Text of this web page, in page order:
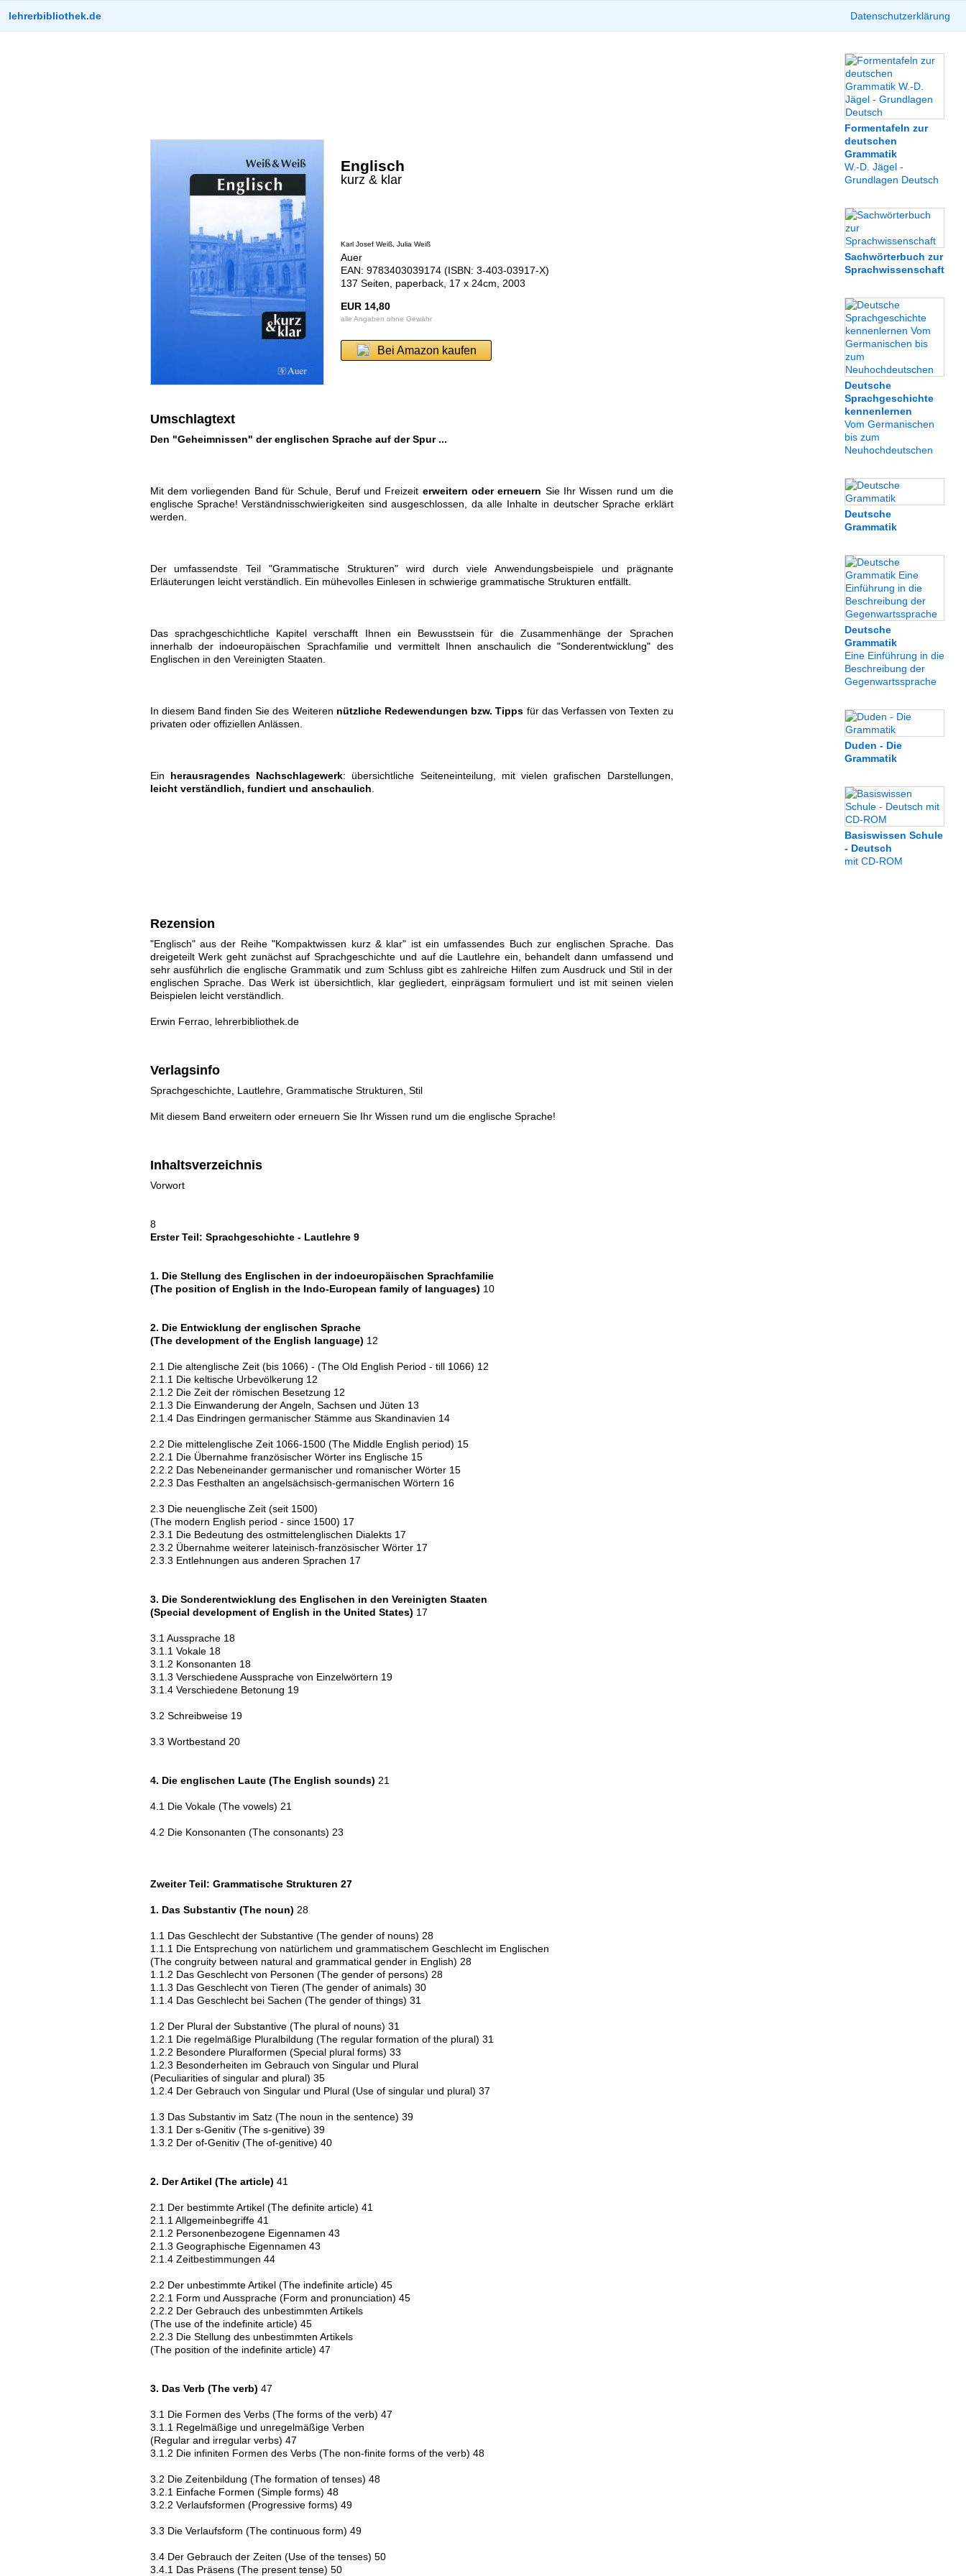
lehrerbibliothek.de Datenschutzerklärung
Englisch
kurz & klar
Karl Josef Weiß, Julia Weiß
Auer
EAN: 9783403039174 (ISBN: 3-403-03917-X)
137 Seiten, paperback, 17 x 24cm, 2003
EUR 14,80
alle Angaben ohne Gewähr
Bei Amazon kaufen
Umschlagtext
Den "Geheimnissen" der englischen Sprache auf der Spur ...
Mit dem vorliegenden Band für Schule, Beruf und Freizeit erweitern oder erneuern Sie Ihr Wissen rund um die
englische Sprache! Verständnisschwierigkeiten sind ausgeschlossen, da alle Inhalte in deutscher Sprache erklärt
werden.
Der umfassendste Teil "Grammatische Strukturen" wird durch viele Anwendungsbeispiele und prägnante
Erläuterungen leicht verständlich. Ein mühevolles Einlesen in schwierige grammatische Strukturen entfällt.
Das sprachgeschichtliche Kapitel verschafft Ihnen ein Bewusstsein für die Zusammenhänge der Sprachen
innerhalb der indoeuropäischen Sprachfamilie und vermittelt Ihnen anschaulich die "Sonderentwicklung" des
Englischen in den Vereinigten Staaten.
In diesem Band finden Sie des Weiteren nützliche Redewendungen bzw. Tipps für das Verfassen von Texten zu
privaten oder offiziellen Anlässen.
Ein herausragendes Nachschlagewerk: übersichtliche Seitenein­teilung, mit vielen grafischen Darstellungen,
leicht verständlich, fundiert und anschaulich
Rezension
"Englisch" aus der Reihe "Kompaktwissen kurz & klar" ist ein umfassendes Buch zur englischen Sprache. Das
dreigeteilt Werk geht zunächst auf Sprachgeschichte und auf die Lautlehre ein, behandelt dann umfassend und
sehr ausführlich die englische Grammatik und zum Schluss gibt es zahlreiche Hilfen zum Ausdruck und Stil in der
englischen Sprache. Das Werk ist übersichtlich, klar gegliedert, einprägsam formuliert und ist mit seinen vielen
Beispielen leicht verständlich.
Erwin Ferrao, lehrerbibliothek.de
Verlagsinfo
Sprachgeschichte, Lautlehre, Grammatische Strukturen, Stil
Mit diesem Band erweitern oder erneuern Sie Ihr Wissen rund um die englische Sprache!
Inhaltsverzeichnis
Vorwort
8
Erster Teil: Sprachgeschichte - Lautlehre 9
1. Die Stellung des Englischen in der indoeuropäischen Sprachfamilie
(The position of English in the Indo-European family of languages) 10
2. Die Entwicklung der englischen Sprache
(The development of the English language) 12
2.1 Die altenglische Zeit (bis 1066) - (The Old English Period - till 1066) 12
2.1.1 Die keltische Urbevölkerung 12
2.1.2 Die Zeit der römischen Besetzung 12
2.1.3 Die Einwanderung der Angeln, Sachsen und Jüten 13
2.1.4 Das Eindringen germanischer Stämme aus Skandinavien 14
2.2 Die mittelenglische Zeit 1066-1500 (The Middle English period) 15
2.2.1 Die Übernahme französischer Wörter ins Englische 15
2.2.2 Das Nebeneinander germanischer und romanischer Wörter 15
2.2.3 Das Festhalten an angelsächsisch-germanischen Wörtern 16
2.3 Die neuenglische Zeit (seit 1500)
(The modern English period - since 1500) 17
2.3.1 Die Bedeutung des ostmittelenglischen Dialekts 17
2.3.2 Übernahme weiterer lateinisch-französischer Wörter 17
2.3.3 Entlehnungen aus anderen Sprachen 17
3. Die Sonderentwicklung des Englischen in den Vereinigten Staaten
(Special development of English in the United States) 17
3.1 Aussprache 18
3.1.1 Vokale 18
3.1.2 Konsonanten 18
3.1.3 Verschiedene Aussprache von Einzelwörtern 19
3.1.4 Verschiedene Betonung 19
3.2 Schreibweise 19
3.3 Wortbestand 20
4. Die englischen Laute (The English sounds) 21
4.1 Die Vokale (The vowels) 21
4.2 Die Konsonanten (The consonants) 23
Zweiter Teil: Grammatische Strukturen 27
1. Das Substantiv (The noun) 28
1.1 Das Geschlecht der Substantive (The gender of nouns) 28
1.1.1 Die Entsprechung von natürlichem und grammatischem Geschlecht im Englischen
(The congruity between natural and grammatical gender in English) 28
1.1.2 Das Geschlecht von Personen (The gender of persons) 28
1.1.3 Das Geschlecht von Tieren (The gender of animals) 30
1.1.4 Das Geschlecht bei Sachen (The gender of things) 31
1.2 Der Plural der Substantive (The plural of nouns) 31
1.2.1 Die regelmäßige Pluralbildung (The regular formation of the plural) 31
1.2.2 Besondere Pluralformen (Special plural forms) 33
1.2.3 Besonderheiten im Gebrauch von Singular und Plural
(Peculiarities of singular and plural) 35
1.2.4 Der Gebrauch von Singular und Plural (Use of singular und plural) 37
1.3 Das Substantiv im Satz (The noun in the sentence) 39
1.3.1 Der s-Genitiv (The s-genitive) 39
1.3.2 Der of-Genitiv (The of-genitive) 40
2. Der Artikel (The article) 41
2.1 Der bestimmte Artikel (The definite article) 41
2.1.1 Allgemeinbegriffe 41
2.1.2 Personenbezogene Eigennamen 43
2.1.3 Geographische Eigennamen 43
2.1.4 Zeitbestimmungen 44
2.2 Der unbestimmte Artikel (The indefinite article) 45
2.2.1 Form und Aussprache (Form and pronunciation) 45
2.2.2 Der Gebrauch des unbestimmten Artikels
(The use of the indefinite article) 45
2.2.3 Die Stellung des unbestimmten Artikels
(The position of the indefinite article) 47
3. Das Verb (The verb) 47
3.1 Die Formen des Verbs (The forms of the verb) 47
3.1.1 Regelmäßige und unregelmäßige Verben
(Regular and irregular verbs) 47
3.1.2 Die infiniten Formen des Verbs (The non-finite forms of the verb) 48
3.2 Die Zeitenbildung (The formation of tenses) 48
3.2.1 Einfache Formen (Simple forms) 48
3.2.2 Verlaufsformen (Progressive forms) 49
3.3 Die Verlaufsform (The continuous form) 49
3.4 Der Gebrauch der Zeiten (Use of the tenses) 50
3.4.1 Das Präsens (The present tense) 50
Formentafeln zur
deutschen
Grammatik
W.-D. Jägel -
Grundlagen Deutsch
Sachwörterbuch zur
Sprachwissenschaft
Deutsche
Sprachgeschichte
kennenlernen
Vom Germanischen
bis zum
Neuhochdeutschen
Deutsche
Grammatik
Deutsche
Grammatik
Eine Einführung in die
Beschreibung der
Gegenwartssprache
Duden - Die
Grammatik
Basiswissen Schule
- Deutsch
mit CD-ROM